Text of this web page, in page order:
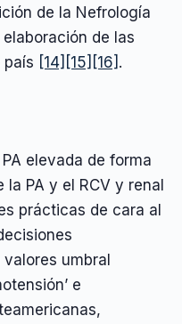
de la Nefrología
de las
país [14] [15] [16] .
elevada de forma
PA y el RCV y renal
prácticas de cara al
umbral
e